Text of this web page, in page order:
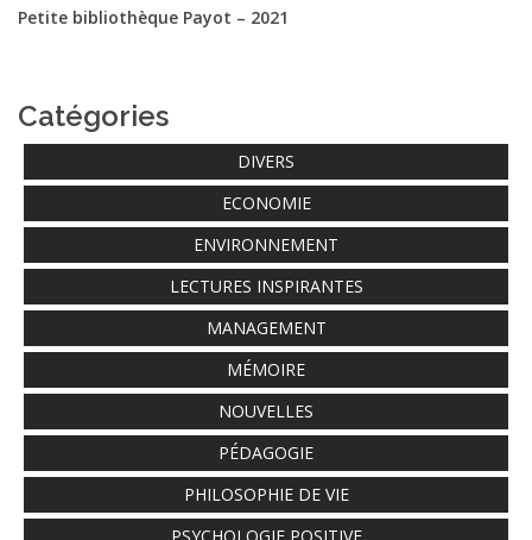
Petite bibliothèque Payot – 2021
Catégories
DIVERS
ECONOMIE
ENVIRONNEMENT
LECTURES INSPIRANTES
MANAGEMENT
MÉMOIRE
NOUVELLES
PÉDAGOGIE
PHILOSOPHIE DE VIE